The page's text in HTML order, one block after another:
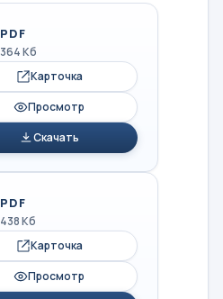
PDF
364 Кб
Карточка
Просмотр
Скачать
PDF
438 Кб
Карточка
Просмотр